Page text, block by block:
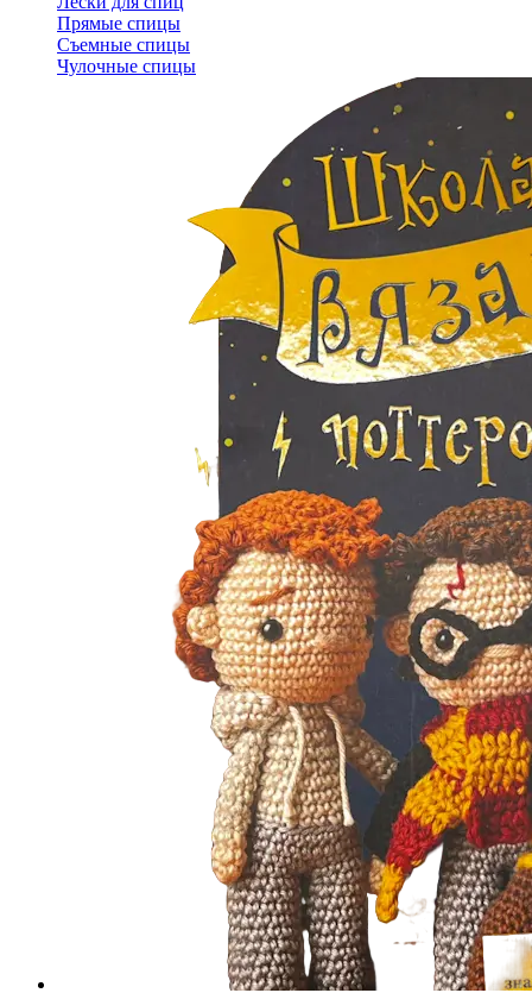
Прямые спицы
Съемные спицы
Чулочные спицы